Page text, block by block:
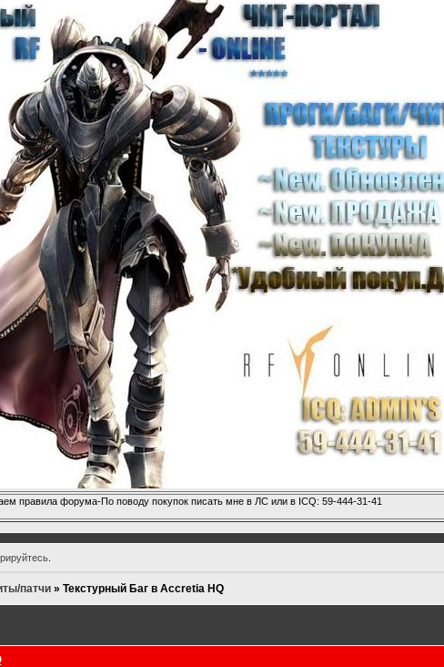
правила форума-По поводу покупок писать мне в ЛС или в ICQ: 59-444-31-41
.
патчи »Текстурный Баг в Accretia HQ